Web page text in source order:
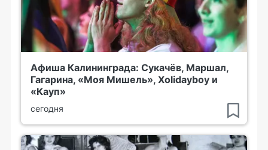
Афиша Калининграда: Сукачёв, Маршал,
Гагарина, «Моя Мишель», Xolidayboy и
«Кауп»
сегодня